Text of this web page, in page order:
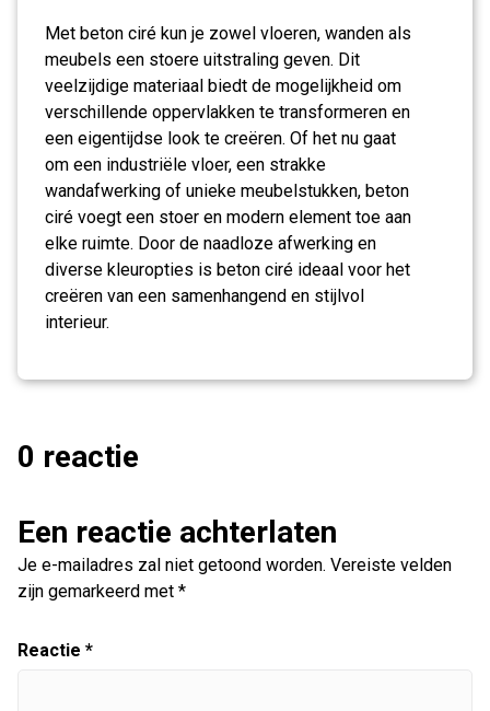
Met beton ciré kun je zowel vloeren, wanden als
meubels een stoere uitstraling geven. Dit
veelzijdige materiaal biedt de mogelijkheid om
verschillende oppervlakken te transformeren en
een eigentijdse look te creëren. Of het nu gaat
om een industriële vloer, een strakke
wandafwerking of unieke meubelstukken, beton
ciré voegt een stoer en modern element toe aan
elke ruimte. Door de naadloze afwerking en
diverse kleuropties is beton ciré ideaal voor het
creëren van een samenhangend en stijlvol
interieur.
0 reactie
Een reactie achterlaten
Je e-mailadres zal niet getoond worden. Vereiste velden
zijn gemarkeerd met *
Reactie *